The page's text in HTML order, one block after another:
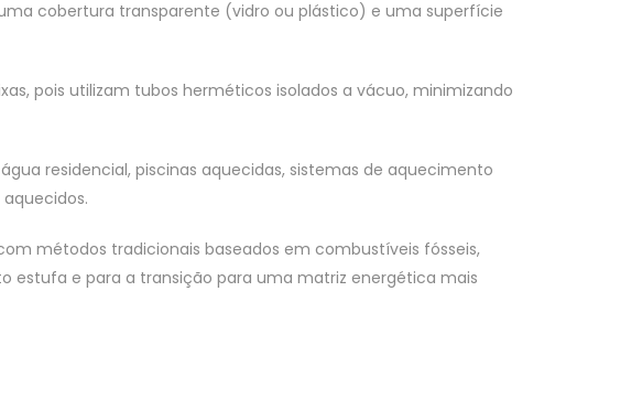
cobertura transparente (vidro ou plástico) e uma superfície
pois utilizam tubos herméticos isolados a vácuo, minimizando
residencial, piscinas aquecidas, sistemas de aquecimento
métodos tradicionais baseados em combustíveis fósseis,
estufa e para a transição para uma matriz energética mais